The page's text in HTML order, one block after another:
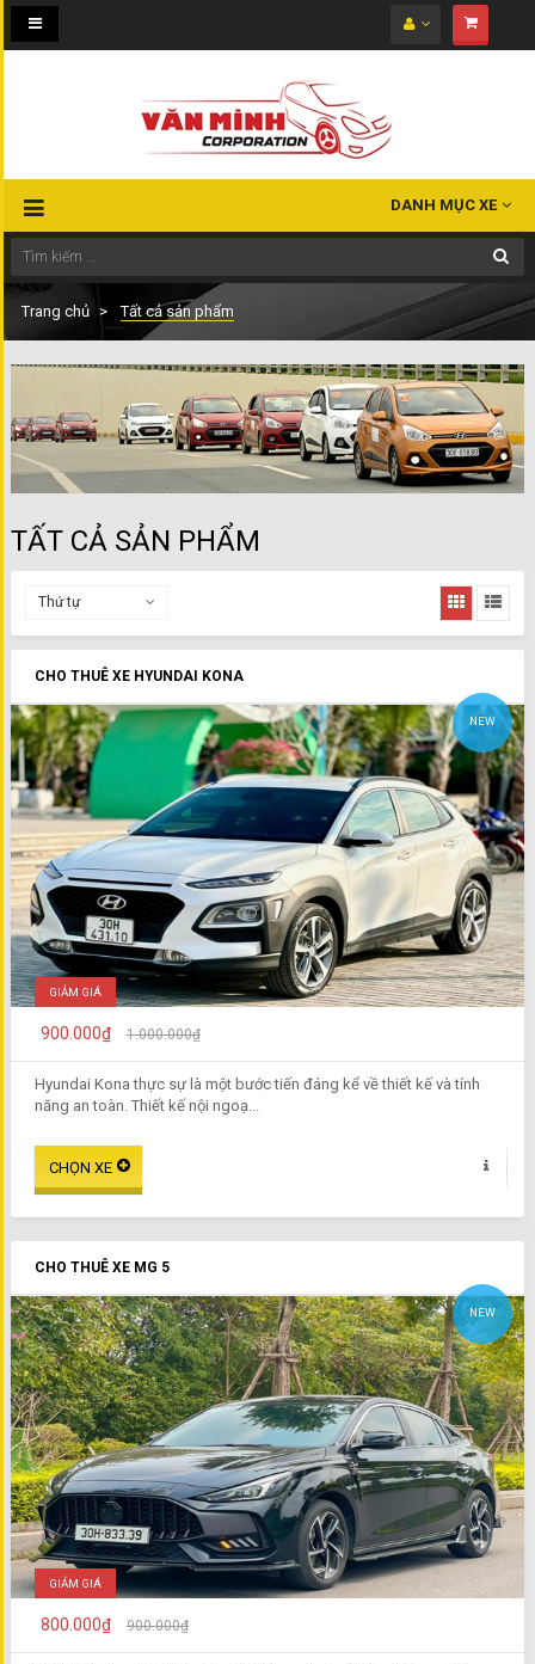
Toggle
navigation
DANH MỤC XE
Trang chủ Tất cả sản phẩm
TẤT CẢ SẢN PHẨM
Thứ tự
CHO THUÊ XE HYUNDAI KONA
NEW
GIẢM GIÁ
900.000₫ 1.000.000₫
Hyundai Kona thực sự là một bước tiến đáng kể về thiết kế và tính
năng an toàn. Thiết kế nội ngoạ...
CHO THUÊ XE MG 5
NEW
GIẢM GIÁ
800.000₫ 900.000₫